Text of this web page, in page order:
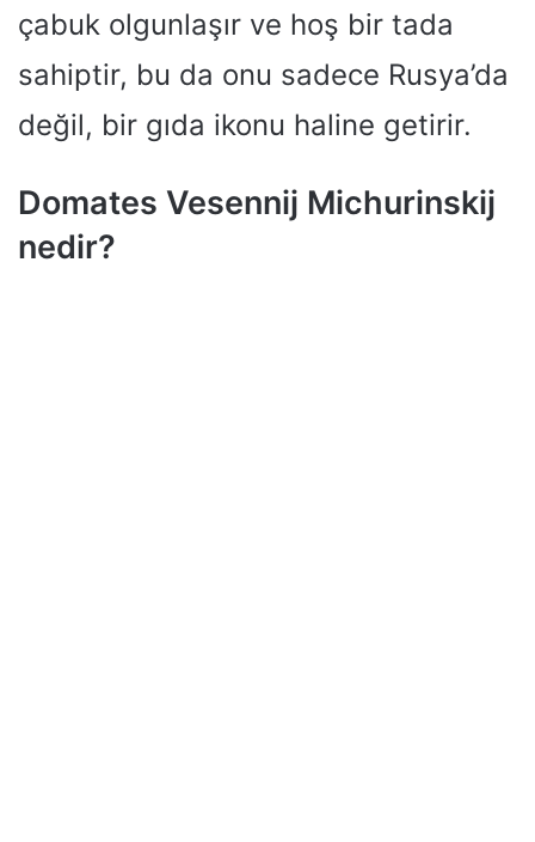
çabuk olgunlaşır ve hoş bir tada
sahiptir, bu da onu sadece Rusya’da
değil, bir gıda ikonu haline getirir.
Domates Vesennij Michurinskij
nedir?